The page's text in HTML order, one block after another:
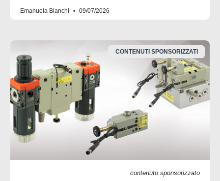
Emanuela Bianchi 09/07/2026
CONTENUTI SPONSORIZZATI
contenuto sponsorizzato